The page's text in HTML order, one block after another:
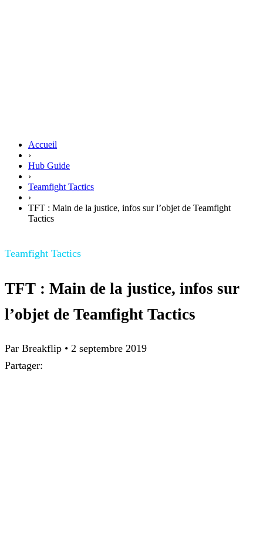
Accueil
›
Hub Guide
›
Teamfight Tactics
›
TFT : Main de la justice, infos sur l’objet de Teamfight
Tactics
Teamfight Tactics
TFT : Main de la justice, infos sur
l’objet de Teamfight Tactics
Par Breakflip • 2 septembre 2019
Partager: